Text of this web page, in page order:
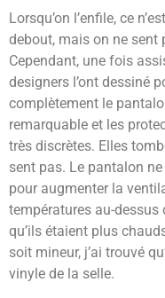
Lorsqu’on l’enfile, ce
debout, mais on ne sent
Cependant, une fois
designers l’ont dessiné
complètement le
remarquable et les
très discrètes. Elles
sent pas. Le pantalon
pour augmenter la
températures au-dessus
qu’ils étaient plus
soit mineur, j’ai trouvé
vinyle de la selle.